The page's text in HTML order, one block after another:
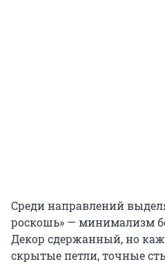
Среди направлений
роскошь» — минимализм
Декор сдержанный, но
скрытые петли, точные